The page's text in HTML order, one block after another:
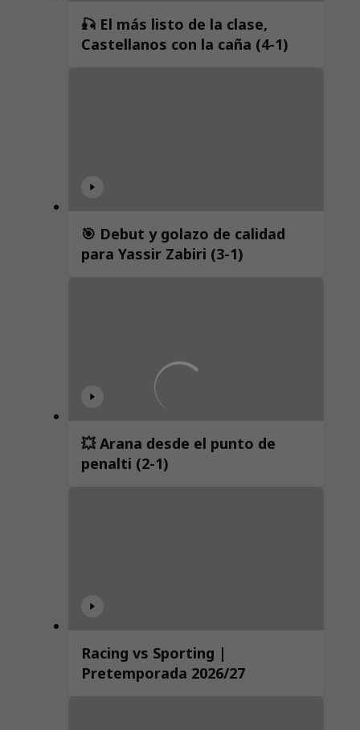
🎣 El más listo de la clase,
Castellanos con la caña (4-1)
🎯 Debut y golazo de calidad
para Yassir Zabiri (3-1)
💥 Arana desde el punto de
penalti (2-1)
Racing vs Sporting |
Pretemporada 2026/27